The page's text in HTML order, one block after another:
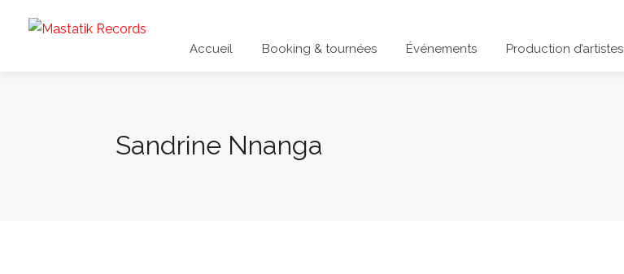
Accueil Booking & tournées Événements Production d’artistes
Sandrine Nnanga